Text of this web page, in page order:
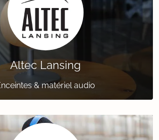
Altec Lansing
& matériel audio